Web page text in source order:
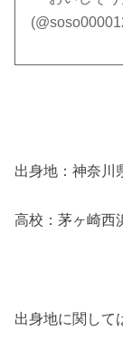
出身地：神奈川
高校：茅ヶ崎西
出身地に関して